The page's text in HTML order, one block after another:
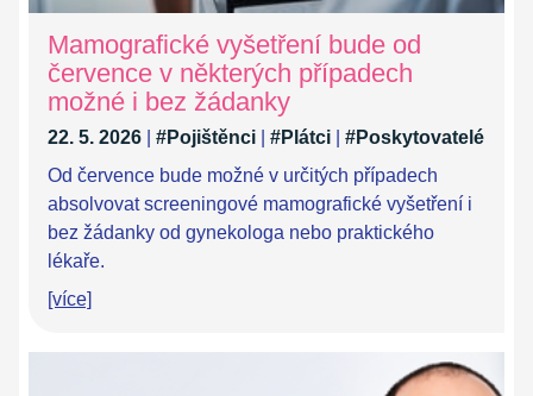
Mamografické vyšetření bude od
července v některých případech
možné i bez žádanky
22. 5. 2026 #Pojištěnci #Plátci
#Poskytovatelé
Od července bude možné v určitých případech
absolvovat screeningové mamografické vyšetření i
bez žádanky od gynekologa nebo praktického
lékaře.
[více]